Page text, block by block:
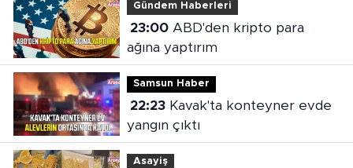
Gündem Haberleri
23:00ABD'den kripto para
ağına yaptırım
Samsun Haber
22:23Kavak'ta konteyner evde
yangın çıktı
Asayiş